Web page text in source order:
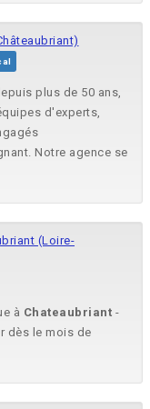
plus de 50 ans,
d'experts,
Notre agence se
(Loire-
à Chateaubriant -
dès le mois de